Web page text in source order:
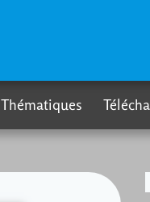
Thématiques